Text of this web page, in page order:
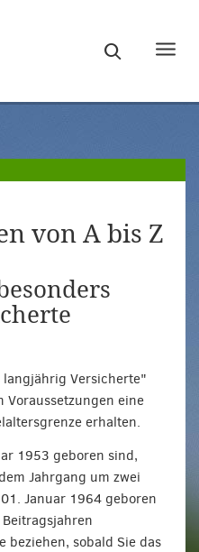
von A bis Z
Versicherte"
Voraussetzungen eine
erhalten.
1953 geboren sind,
Jahrgang um zwei
Januar 1964 geboren
sobald Sie das